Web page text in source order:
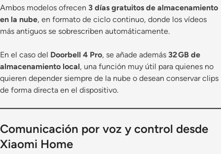
Ambos modelos ofrecen 3 días gratuitos de almacenamiento
en la nube, en formato de ciclo continuo, donde los vídeos
más antiguos se sobrescriben automáticamente.
En el caso del Doorbell 4 Pro, se añade además 32 GB de
almacenamiento local, una función muy útil para quienes no
quieren depender siempre de la nube o desean conservar clips
de forma directa en el dispositivo.
Comunicación por voz y control desde
Xiaomi Home